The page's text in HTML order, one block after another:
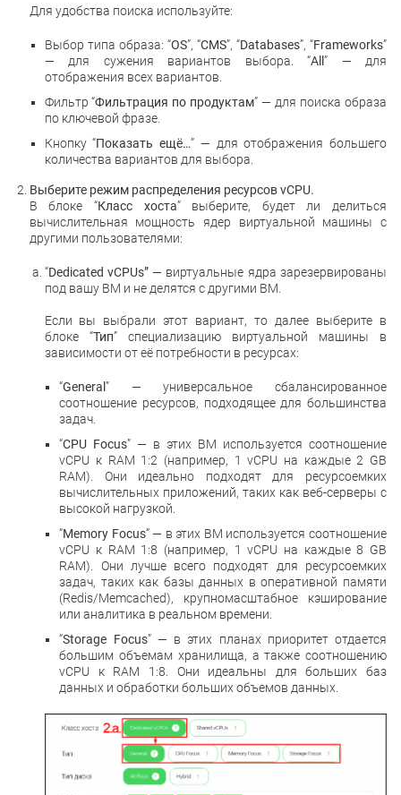
Для удобства поиска используйте:
Выбор типа образа: “OS”, “CMS”, “Databases”, “Frameworks”
— для сужения вариантов выбора. “All ” — для
отображения всех вариантов.
Фильтр “Фильтрация по продуктам” — для поиска образа
по ключевой фразе.
Кнопку “Показать ещё…” — для отображения большего
количества вариантов для выбора.
Выберите режим распределения ресурсов vCPU.
В блоке “Класс хоста” выберите, будет ли делиться
вычислительная мощность ядер виртуальной машины с
другими пользователями:
“Dedicated vCPUs”— виртуальные ядра зарезервированы
под вашу ВМ и не делятся с другими ВМ.
Если вы выбрали этот вариант, то далее выберите в
блоке “Тип” специализацию виртуальной машины в
зависимости от её потребности в ресурсах:
“General” — универсальное сбалансированное
соотношение ресурсов, подходящее для большинства
задач.
“CPU Focus” — в этих ВМ используется соотношение
vCPU к RAM 1:2 (например, 1 vCPU на каждые 2 GB
RAM). Они идеально подходят для ресурсоемких
вычислительных приложений, таких как веб-серверы с
высокой нагрузкой.
“Memory Focus” — в этих ВМ используется соотношение
vCPU к RAM 1:8 (например, 1 vCPU на каждые 8 GB
RAM). Они лучше всего подходят для ресурсоемких
задач, таких как базы данных в оперативной памяти
(Redis/Memcached), крупномасштабное кэширование
или аналитика в реальном времени.
“Storage Focus” — в этих планах приоритет отдается
большим объемам хранилища, а также соотношению
vCPU к RAM 1:8. Они идеальны для больших баз
данных и обработки больших объемов данных.